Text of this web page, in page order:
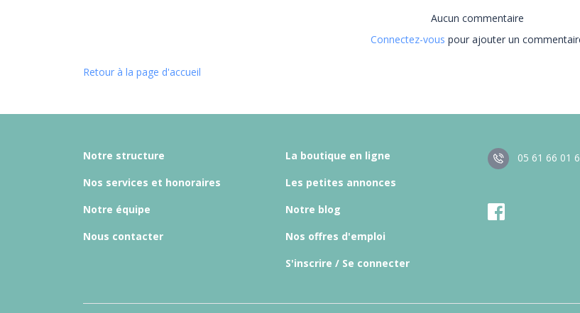
Aucun commentaire
Connectez-vous pour ajouter un
Retour à la page d'accueil
Notre structure
Nos services et honoraires
Notre équipe
Nous contacter
La boutique en ligne
Les petites annonces
Notre blog
Nos offres d'emploi
S'inscrire / Se connecter
05 61 66 01